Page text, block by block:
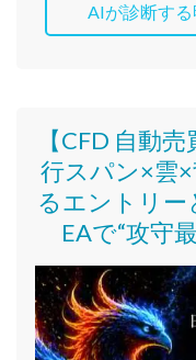
AIが診断す
【CFD 自動
行スパン×雲
るエントリー
EAで“攻守